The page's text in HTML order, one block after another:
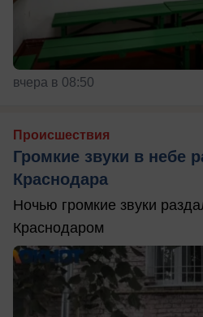
вчера в 08:50
Происшествия
Громкие звуки в небе
Краснодара
Ночью громкие звуки
Краснодаром